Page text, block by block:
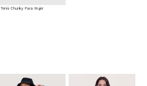
Tenis Chunky Para Mujer